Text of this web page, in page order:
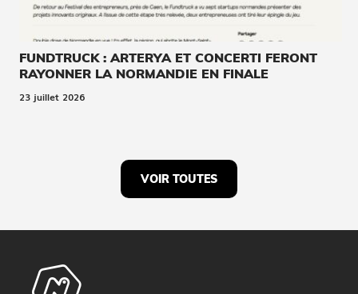
FUNDTRUCK : ARTERYA ET CONCERTI FERONT
RAYONNER LA NORMANDIE EN FINALE
23 juillet 2026
VOIR TOUTES